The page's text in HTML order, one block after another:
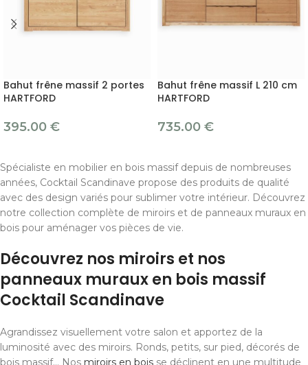
Bahut frêne massif 2 portes
HARTFORD
395.00 €
Bahut frêne massif L 210 cm
HARTFORD
735.00 €
Spécialiste en mobilier en bois massif depuis de nombreuses
années, Cocktail Scandinave propose des produits de qualité
avec des design variés pour sublimer votre intérieur. Découvrez
notre collection complète de miroirs et de panneaux muraux en
bois pour aménager vos pièces de vie.
Découvrez nos miroirs et nos
panneaux muraux en bois massif
Cocktail Scandinave
Agrandissez visuellement votre salon et apportez de la
luminosité avec des miroirs. Ronds, petits, sur pied, décorés de
bois massif… Nos miroirs en bois se déclinent en une multitude